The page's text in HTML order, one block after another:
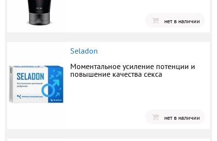
нет в наличии
Seladon
Моментальное усиление потенции и
повышение качества секса
нет в наличии